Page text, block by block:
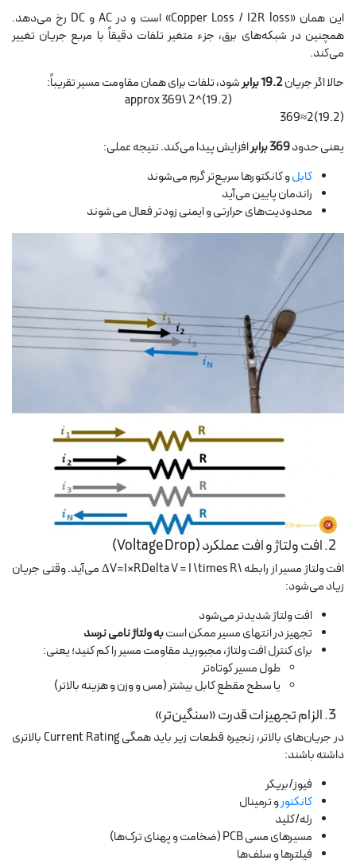
این همان «Copper Loss / I2R loss» است و در AC و DC رخ می‌دهد.
همچنین در شبکه‌های برق، جزء متغیر تلفات دقیقاً با مربع جریان تغییر
می‌کند.
حالا اگر جریان19.2 برابر
شود، تلفات برای همان مقاومت مسیر تقریباً:
(19.2)^2 \approx 369
(19.2)2≈369
یعنی حدود369 برابر
افزایش پیدا می‌کند. نتیجه عملی:
کابلو کانکتورها سریع‌تر گرم می‌شوند
راندمان پایین می‌آید
محدودیت‌های حرارتی و ایمنی زودتر فعال می‌شوند
2. افت ولتاژ و افت عملکرد (Voltage Drop)
افت ولتاژ مسیر از رابطه\Delta V = I \times R
ΔV=I×R می‌آید. وقتی جریان
زیاد می‌شود:
افت ولتاژ شدیدتر می‌شود
تجهیز در انتهای مسیر ممکن استبه ولتاژ نامی نرسد
برای کنترل افت ولتاژ، مجبورید مقاومت مسیر را کم کنید؛ یعنی:
طول مسیر کوتاه‌تر
یا سطح مقطع کابل بیشتر (مس و وزن و هزینه بالاتر)
3. الزام تجهیزات قدرت «سنگین‌تر»
در جریان‌های بالاتر، زنجیره قطعات زیر باید همگی Current Rating بالاتری
داشته باشند:
فیوز/بریکر
کانکتورو ترمینال
رله/کلید
مسیرهای مسی PCB (ضخامت و پهنای ترک‌ها)
فیلترها و سلف‌ها